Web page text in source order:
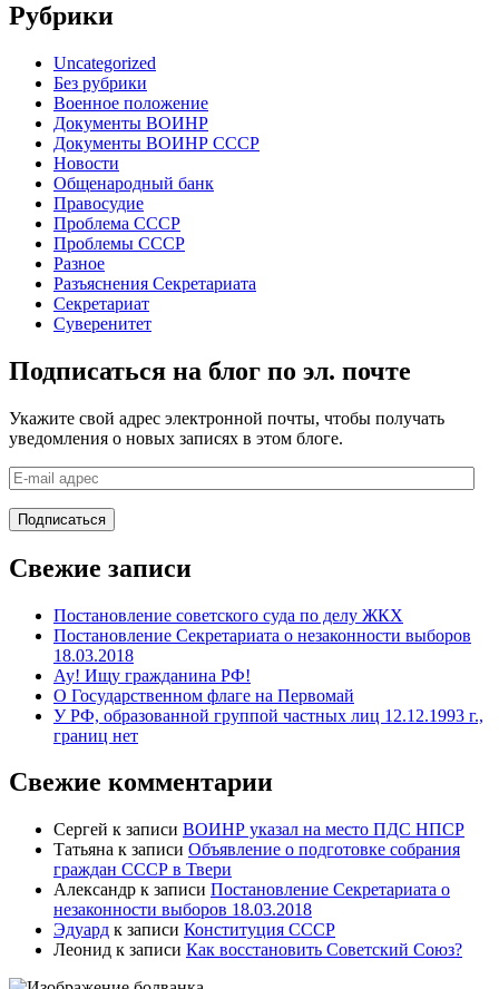
Рубрики
Uncategorized
Без рубрики
Военное положение
Документы ВОИНР
Документы ВОИНР СССР
Новости
Общенародный банк
Правосудие
Проблема СССР
Проблемы СССР
Разное
Разъяснения Секретариата
Секретариат
Суверенитет
Подписаться на блог по эл. почте
Укажите свой адрес электронной почты, чтобы получать
уведомления о новых записях в этом блоге.
E-
mail
адрес
Подписаться
Свежие записи
Постановление советского суда по делу ЖКХ
Постановление Секретариата о незаконности выборов
18.03.2018
Ау! Ищу гражданина РФ!
О Государственном флаге на Первомай
У РФ, образованной группой частных лиц 12.12.1993 г.,
границ нет
Свежие комментарии
Сергей к записи ВОИНР указал на место ПДС НПСР
Татьяна к записи Объявление о подготовке собрания
граждан СССР в Твери
Александр к записи Постановление Секретариата о
незаконности выборов 18.03.2018
Эдуард к записи Конституция СССР
Леонид к записи Как восстановить Советский Союз?